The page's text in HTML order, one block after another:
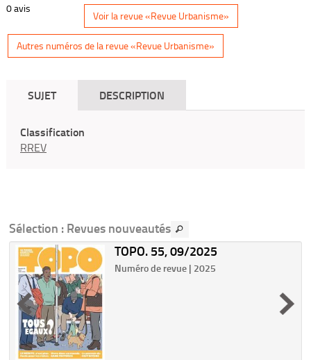
0avis
Voir la revue «Revue Urbanisme»
Autres numéros de la revue «Revue Urbanisme»
SUJET DESCRIPTION
Classification
RREV
Sélection : Revues nouveautés
TOPO. 55, 09/2025
Numéro de revue | 2025